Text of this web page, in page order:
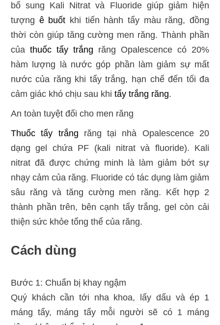
bổ sung Kali Nitrat và Fluoride giúp giảm hiện
tượng ê buốt khi tiến hành tẩy màu răng, đồng
thời còn giúp tăng cường men răng. Thành phần
của thuốc tẩy trắng răng Opalescence có 20%
hàm lượng là nước góp phần làm giảm sự mất
nước của răng khi tẩy trắng, hạn chế đến tối đa
cảm giác khó chịu sau khi tẩy trắng răng.
An toàn tuyệt đối cho men răng
Thuốc tẩy trắng răng tại nhà Opalescence 20
dạng gel chứa PF (kali nitrat và fluoride). Kali
nitrat đã được chứng minh là làm giảm bớt sự
nhạy cảm của răng. Fluoride có tác dụng làm giảm
sâu răng và tăng cường men răng. Kết hợp 2
thành phần trên, bên cạnh tẩy trắng, gel còn cải
thiện sức khỏe tổng thể của răng.
Cách dùng
Bước 1: Chuẩn bị khay ngậm
Quý khách cần tới nha khoa, lấy dấu và ép 1
máng tẩy, máng tẩy mỗi người sẽ có 1 máng